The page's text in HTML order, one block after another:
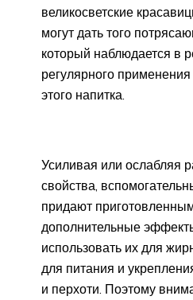
великосветские
могут дать того
который наблюдается в
регулярного
этого напитка.
Усиливая или ослабляя
свойства,
придают
дополнительные
использовать их для
для питания и
и перхоти. Поэтому